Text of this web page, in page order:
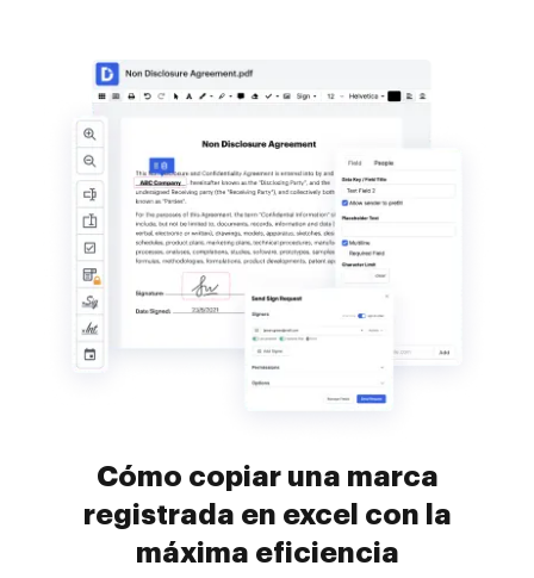
Cómo copiar una marca
registrada en excel con la
máxima eficiencia